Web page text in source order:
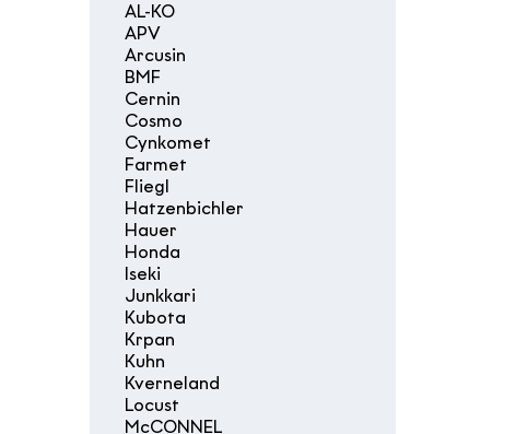
AL-KO
APV
Arcusin
BMF
Cernin
Cosmo
Cynkomet
Farmet
Fliegl
Hatzenbichler
Hauer
Honda
Iseki
Junkkari
Kubota
Krpan
Kuhn
Kverneland
Locust
McCONNEL